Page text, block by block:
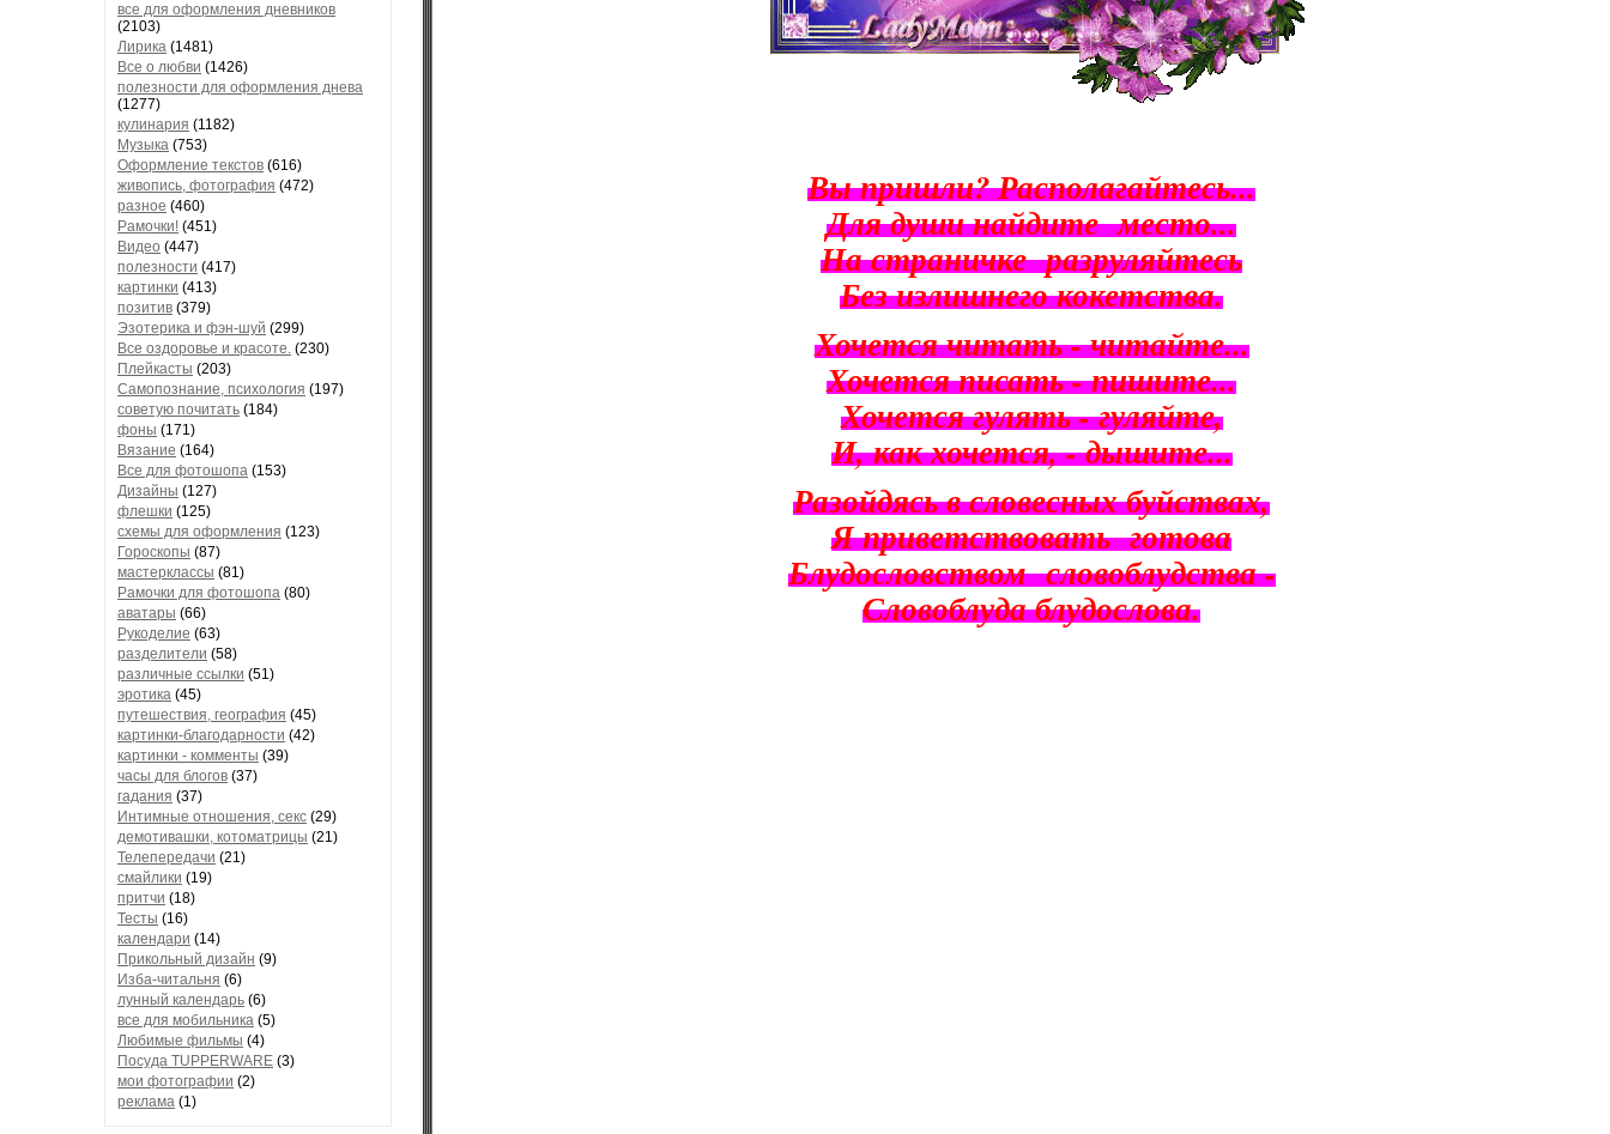
все для оформления дневников
(2103)
Лирика (1481)
Все о любви (1426)
полезности для оформления днева
(1277)
кулинария (1182)
Музыка (753)
Оформление текстов (616)
живопись, фотография (472)
разное (460)
Рамочки! (451)
Видео (447)
полезности (417)
картинки (413)
позитив (379)
Эзотерика и фэн-шуй (299)
Все оздоровье и красоте. (230)
Плейкасты (203)
Самопознание, психология (197)
советую почитать (184)
фоны (171)
Вязание (164)
Все для фотошопа (153)
Дизайны (127)
флешки (125)
схемы для оформления (123)
Гороскопы (87)
мастерклассы (81)
Рамочки для фотошопа (80)
аватары (66)
Рукоделие (63)
разделители (58)
различные ссылки (51)
эротика (45)
путешествия, география (45)
картинки-благодарности (42)
картинки - комменты (39)
часы для блогов (37)
гадания (37)
Интимные отношения, секс (29)
демотивашки, котоматрицы (21)
Телепередачи (21)
смайлики (19)
притчи (18)
Тесты (16)
календари (14)
Прикольный дизайн (9)
Изба-читальня (6)
лунный календарь (6)
все для мобильника (5)
Любимые фильмы (4)
Посуда TUPPERWARE (3)
мои фотографии (2)
реклама (1)
Выпришли?Располагайтесь...
Длядушинайдите место...
Настраничке разруляйтесь
Безизлишнегококетства.
Хочетсячитать-читайте...
Хочетсяписать-пишите...
Хочетсягулять-гуляйте,
И,какхочется, -дышите...
Разойдясьвсловесныхбуйствах,
Яприветствовать готова
Блудословством словоблудства-
Словоблудаблудослова.